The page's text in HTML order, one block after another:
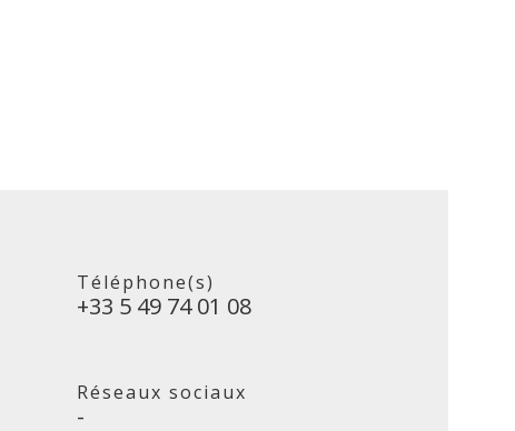
Téléphone(s)
+33 5 49 74 01 08
Réseaux sociaux
-